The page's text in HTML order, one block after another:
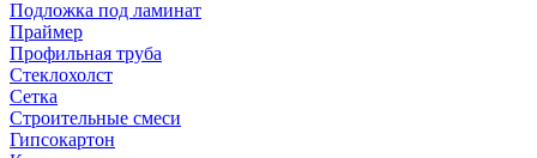
Подложка под ламинат
Праймер
Профильная труба
Стеклохолст
Сетка
Строительные смеси
Гипсокартон